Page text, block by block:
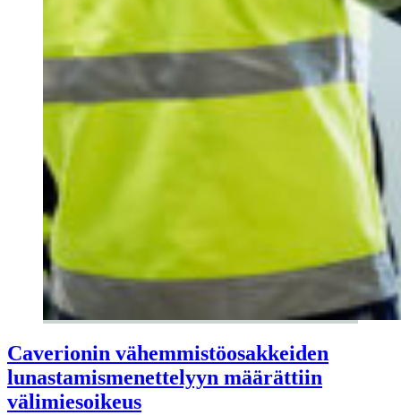
Caverionin vähemmistöosakkeiden
lunastamismenettelyyn määrättiin
välimiesoikeus